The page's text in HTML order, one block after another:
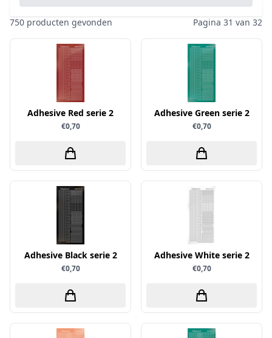
Parels
Ponsen
Rub-On
Snijmallen
Sparkles
Stempelmateriaal
Stickers
Stitch & Do
Te Gekke Krijtjes
Trowback
Uitdrukvellen
Canvas
Die Cuts
Finger Wax
Dini Disign
Dotty Design
Dress My Craft
Dutch Doobadoo
E.Colin
Elizabeth craft designs
Fairybells
Florence
Graphic 45
Hobby Art
Hobbydots
Hobbyjournaal
Inktpad
Kleurboek
Kraaltjes
Linnenkarton - basis
Mixed media
Oplegkaartjes
Overige
Paperpacks
penselen
rijstpapier
Rubber stempels
Scrappapier
Shiny details
750 producten gevonden Pagina 31 van 32
Adhesive Red serie 2
€0,70
Adhesive Green serie 2
€0,70
Adhesive Black serie 2
€0,70
Adhesive White serie 2
€0,70